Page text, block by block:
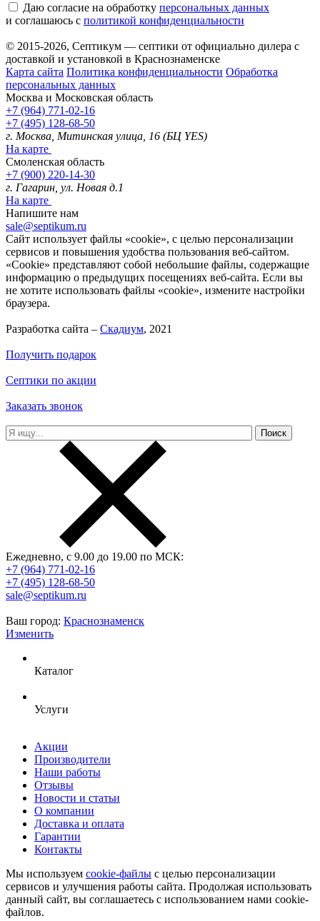
Даю согласие на обработку персональных данных
и соглашаюсь с политикой конфиденциальности
© 2015-2026, Септикум — септики от официально дилера с
доставкой и установкой в Краснознаменске
Карта сайта Политика конфиденциальности Обработка
персональных данных
Москва и Московская область
+7 (964) 771-02-16
+7 (495) 128-68-50
г. Москва, Митинская улица, 16 (БЦ YES)
На карте
Смоленская область
+7 (900) 220-14-30
г. Гагарин, ул. Новая д.1
На карте
Напишите нам
sale@septikum.ru
Сайт использует файлы «cookie», с целью персонализации
сервисов и повышения удобства пользования веб-сайтом.
«Cookie» представляют собой небольшие файлы, содержащие
информацию о предыдущих посещениях веб-сайта. Если вы
не хотите использовать файлы «cookie», измените настройки
браузера.
Разработка сайта – Скадиум, 2021
Получить подарок
Септики по акции
Заказать звонок
Ежедневно, с 9.00 до 19.00 по МСК:
+7 (964) 771-02-16
+7 (495) 128-68-50
sale@septikum.ru
Ваш город: Краснознаменск
Изменить
Каталог
Услуги
Акции
Производители
Наши работы
Отзывы
Новости и статьи
О компании
Доставка и оплата
Гарантии
Контакты
Мы используем cookie-файлы с целью персонализации
сервисов и улучшения работы сайта. Продолжая использовать
данный сайт, вы соглашаетесь с использованием нами cookie-
файлов.